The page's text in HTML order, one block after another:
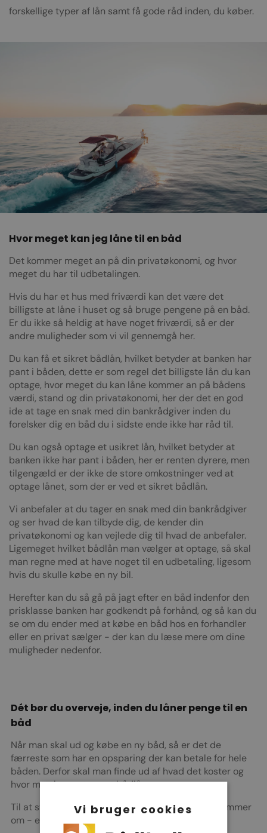
forskellige typer af lån samt få gode råd inden, du køber.
Hvor meget kan jeg låne til en båd
Det kommer meget an på din privatøkonomi, og hvor
meget du har til udbetalingen.
Hvis du har et hus med friværdi kan det være det
billigste at låne i huset og så bruge pengene på en båd.
Er du ikke så heldig at have noget friværdi, så er der
andre muligheder som vi vil gennemgå her.
Du kan få et sikret bådlån, hvilket betyder at banken har
pant i båden, dette er som regel det billigste lån du kan
optage, hvor meget du kan låne kommer an på bådens
værdi, stand og din privatøkonomi, her der det en god
ide at tage en snak med din bankrådgiver inden du
forelsker dig en båd du i sidste ende ikke har råd til.
Du kan også optage et usikret lån, hvilket betyder at
banken ikke har pant i båden, her er renten dyrere, men
tilgengæld er der ikke de store omkostninger ved at
optage lånet, som der er ved et sikret bådlån.
Vi anbefaler at du tager en snak med din bankrådgiver
og ser hvad de kan tilbyde dig, de kender din
privatøkonomi og kan vejlede dig til hvad de anbefaler.
Ligemeget hvilket bådlån man vælger at optage, så skal
man regne med at have noget til en udbetaling, ligesom
hvis du skulle købe en ny bil.
Herefter kan du så gå på jagt efter en båd indenfor den
prisklasse banken har godkendt på forhånd, og så kan du
se om du ender med at købe en båd hos en forhandler
eller en privat sælger - der kan du læse mere om dine
muligheder nedenfor.
Dét bør du overveje, inden du låner penge til en
båd
Når man skal ud og købe en ny båd, så er det de
færreste som har en opsparing der kan betale for hele
båden. Derfor skal man finde ud af hvad det koster og
hvor man kan optage et bådlån.
Til at starte med skal du se på hvilken båd du drømmer
om - er det en ny båd - eller er det en brugt båd.
Vi bruger cookies